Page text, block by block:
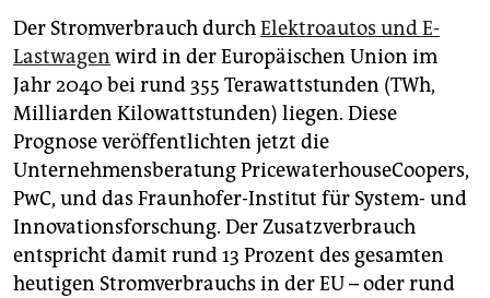
unterstützen
abo
genossenschaft
epaper login
Der Stromverbrauch durchElektroautos und E-
Lastwagen wird in der Europäischen Union im
Jahr 2040 bei rund 355 Terawattstunden (TWh,
Milliarden Kilowattstunden) liegen. Diese
Prognose veröffentlichten jetzt die
Unternehmensberatung PricewaterhouseCoopers,
PwC, und das Fraunhofer-Institut für System- und
Innovationsforschung. Der Zusatzverbrauch
entspricht damit rund 13 Prozent des gesamten
heutigen Stromverbrauchs in der EU – oder rund